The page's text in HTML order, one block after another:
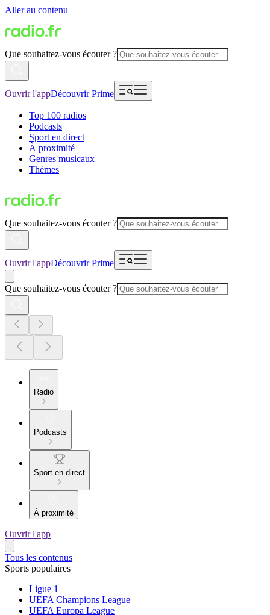
Aller au contenu
Que souhaitez-vous écouter ?
Ouvrir l'appDécouvrir Prime
Top 100 radios
Podcasts
Sport en direct
À proximité
Genres musicaux
Thèmes
Que souhaitez-vous écouter ?
Ouvrir l'appDécouvrir Prime
Que souhaitez-vous écouter ?
Radio
Podcasts
Sport en direct
À proximité
Ouvrir l'app
Tous les contenus
Sports populaires
Ligue 1
UEFA Champions League
UEFA Europa League